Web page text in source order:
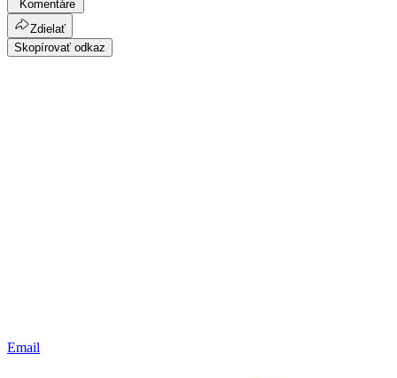
Komentáre
Zdielať
Skopírovať odkaz
Email